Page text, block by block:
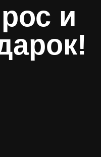
и